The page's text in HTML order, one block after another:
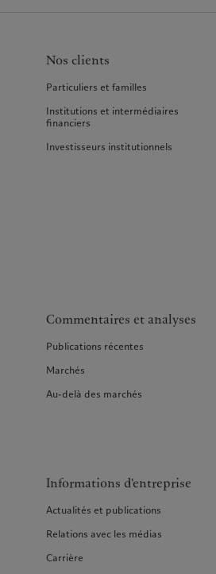
Nos clients
Particuliers et familles
Institutions et intermédiaires
financiers
Investisseurs institutionnels
Commentaires et analyses
Publications récentes
Marchés
Au-delà des marchés
Informations d'entreprise
Actualités et publications
Relations avec les médias
Carrière